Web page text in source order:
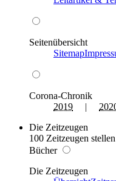
Seitenübersicht
Sitemap
Corona-Chronik
2019 |
Die Zeitzeugen
100 Zeitzeugen
Bücher
Die Zeitzeugen